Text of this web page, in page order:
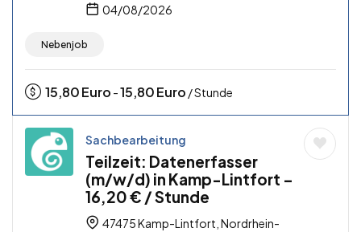
04/08/2026
Nebenjob
15,80Euro -15,80Euro / Stunde
Sachbearbeitung
Teilzeit: Datenerfasser
(m/w/d) in Kamp-Lintfort –
16,20 € / Stunde
47475 Kamp-Lintfort, Nordrhein-